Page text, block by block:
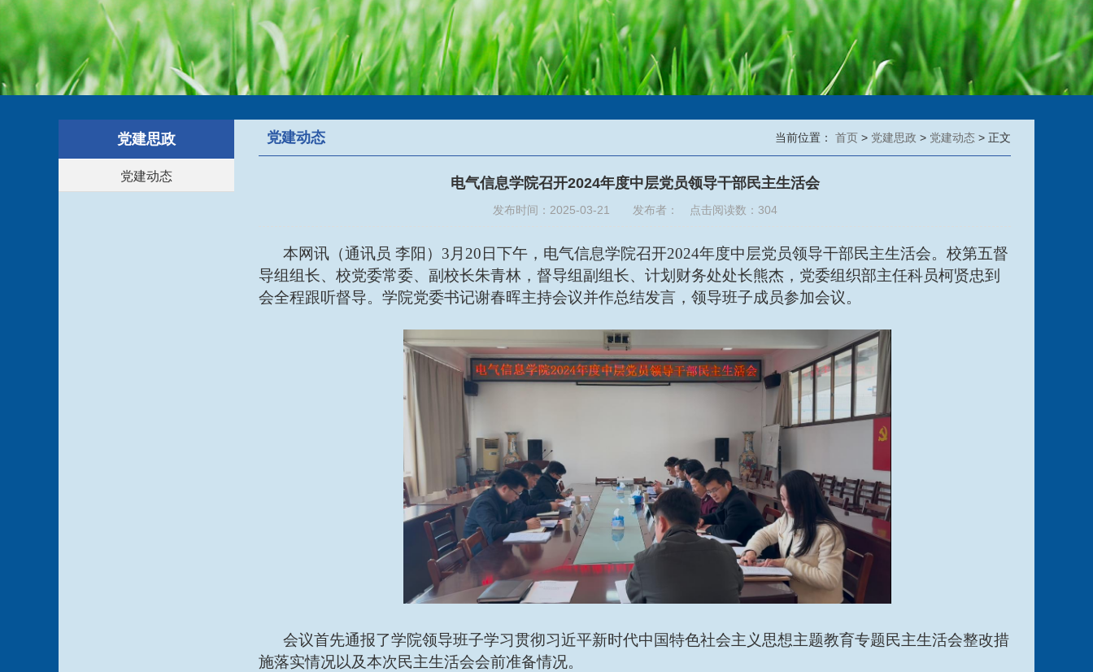
党建思政
党建动态
党建动态 当前位置： 首页 > 党建思政 > 党建动态 > 正文
电气信息学院召开2024年度中层党员领导干部民主生活会
发布时间：2025-03-21 发布者： 点击阅读数： 304
本网讯（通讯员 李阳）3月 20日下午，电气信息学院召开2024年度中层党员领导干部民主生活会。校第五督
导组组长、校党委常委、副校长朱青林，督导组副组长、计划财务处处长熊杰，党委组织部主任科员柯贤忠到
会全程跟听督导。学院党委书记谢春晖主持会议并作总结发言，领导班子成员参加会议。
会议首先通报了学院领导班子学习贯彻习近平新时代中国特色社会主义思想主题教育专题民主生活会整改措
施落实情况以及本次民主生活会会前准备情况。